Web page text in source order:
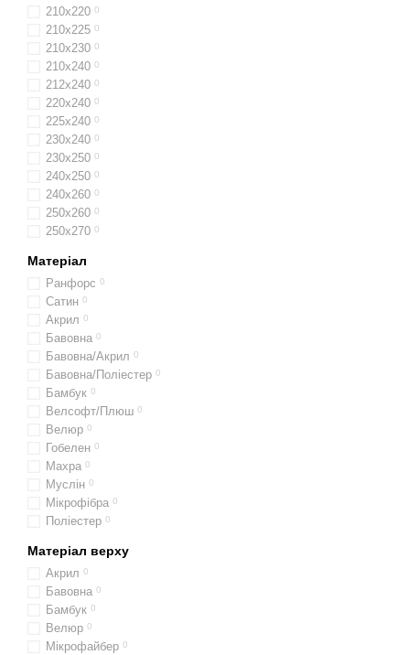
210х220 0
210х225 0
210х230 0
210х240 0
212x240 0
220x240 0
225х240 0
230х240 0
230x250 0
240х250 0
240x260 0
250x260 0
250х270 0
Матеріал
Ранфорс 0
Сатин 0
Акрил 0
Бавовна 0
Бавовна/Акрил 0
Бавовна/Поліестер 0
Бамбук 0
Велсофт/Плюш 0
Велюр 0
Гобелен 0
Махра 0
Муслін 0
Мікрофібра 0
Поліестер 0
Матеріал верху
Акрил 0
Бавовна 0
Бамбук 0
Велюр 0
Мікрофайбер 0